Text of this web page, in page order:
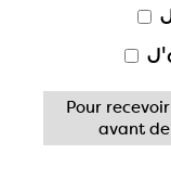
Pour
avant